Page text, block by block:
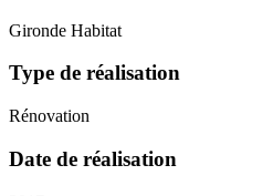
Gironde Habitat
Type de réalisation
Rénovation
Date de réalisation